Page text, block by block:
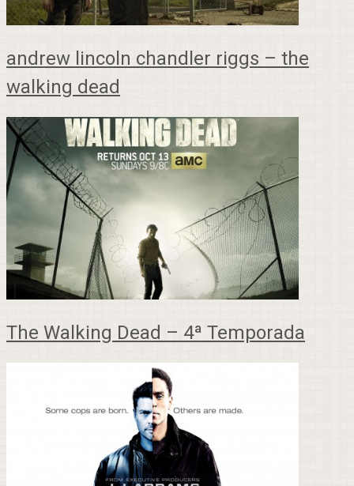
andrew lincoln chandler riggs – the
walking dead
The Walking Dead – 4ª Temporada